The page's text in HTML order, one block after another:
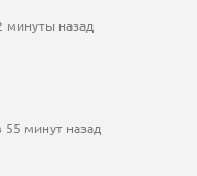
минуты назад
минут назад